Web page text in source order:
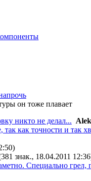
он тоже плавает
никто не делал...
как точности и так
)
знак., 18.04.2011 12:36
Специально грел,